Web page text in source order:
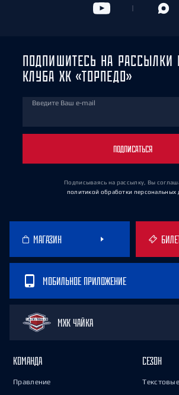
ПОДПИШИТЕСЬ НА РАССЫЛКИ
КЛУБА ХК «ТОРПЕДО»
Введите Ваш e-mail
ПОДПИСАТЬСЯ
Подписываясь на рассылку, Вы
политикой обработки персональных
МАГАЗИН
МОБИЛЬНОЕ ПРИЛОЖЕНИЕ
МХК ЧАЙКА
КОМАНДА
Правление
СЕЗОН